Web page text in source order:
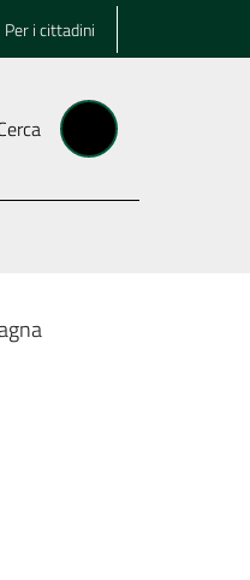
Per i cittadini